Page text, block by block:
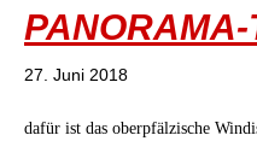
PANORAMA-
27. Juni 2018
dafür ist das oberpfälzische